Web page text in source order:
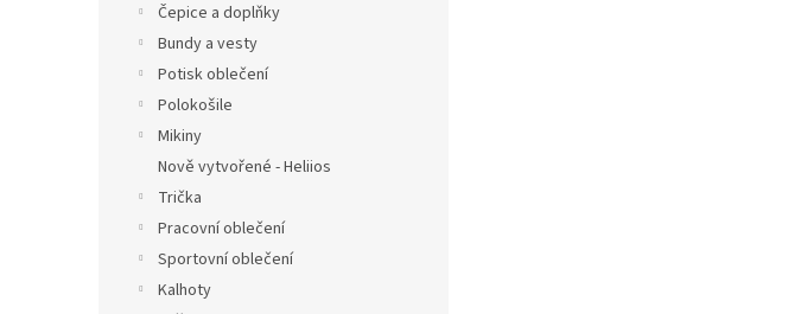
Čepice a doplňky
Bundy a vesty
Potisk oblečení
Polokošile
Mikiny
Nově vytvořené - Heliios
Trička
Pracovní oblečení
Sportovní oblečení
Kalhoty